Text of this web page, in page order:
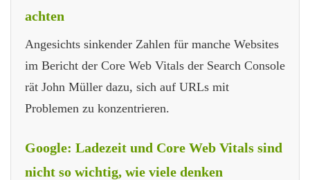
achten
Angesichts sinkender Zahlen für manche Websites
im Bericht der Core Web Vitals der Search Console
rät John Müller dazu, sich auf URLs mit
Problemen zu konzentrieren.
Google: Ladezeit und Core Web Vitals sind
nicht so wichtig, wie viele denken